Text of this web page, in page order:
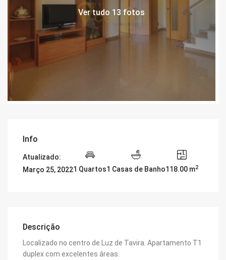
Ver tudo 13 fotos
Info
Atualizado:
Março 25, 20221 Quartos1 Casas de Banho118.00 m2
Descrição
Localizado no centro de Luz de Tavira. Apartamento T1
duplex com excelentes áreas.